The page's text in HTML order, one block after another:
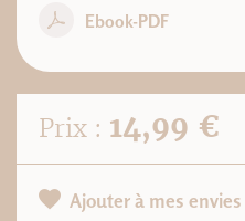
Ebook-PDF
Prix : 14,99 €
Ajouter à mes envies